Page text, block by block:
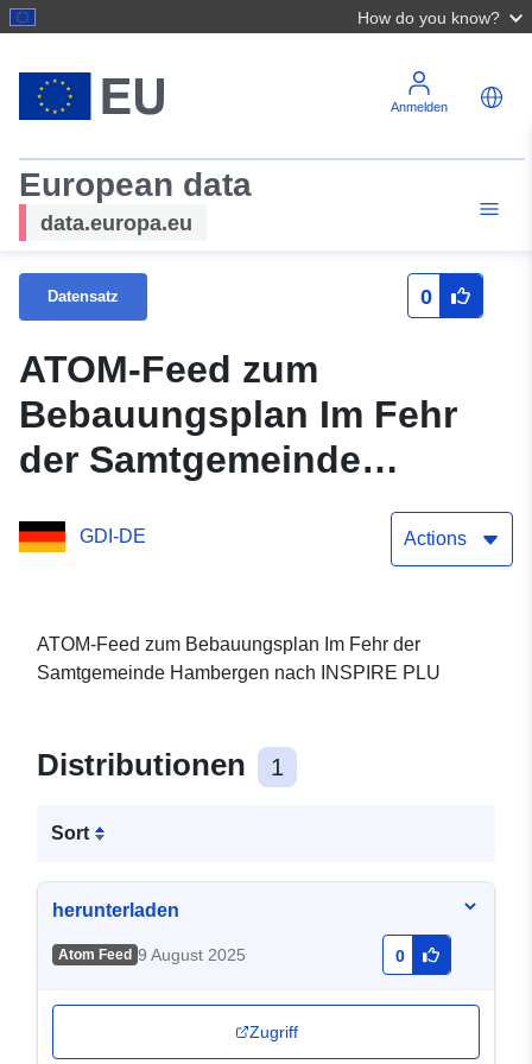
How do you know?
Anmelden
European data
data.europa.eu
Datensatz 0
ATOM-Feed zum
Bebauungsplan Im Fehr
der Samtgemeinde
Hambergen nach INSPIRE
PLUGDI-DE Actions
ATOM-Feed zum Bebauungsplan Im Fehr der
Samtgemeinde Hambergen nach INSPIRE PLU
Distributionen 1
Sort
herunterladen
Atom Feed 9 August 2025 0
Zugriff